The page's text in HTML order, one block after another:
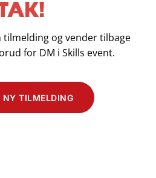
og vender tilbage
for DM i Skills event.
NY TILMELDING